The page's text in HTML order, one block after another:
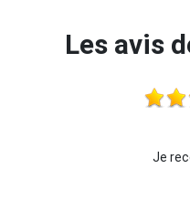
Les avis
Je